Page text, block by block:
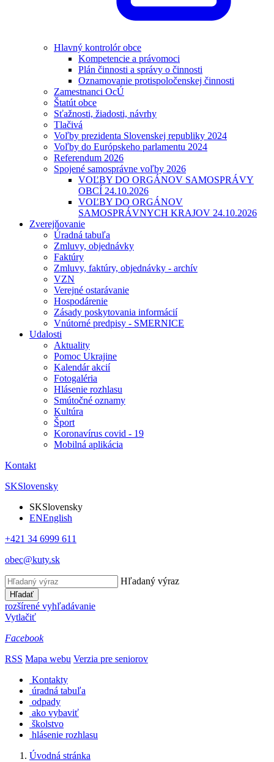
Hlavný kontrolór obce
Kompetencie a právomoci
Plán činnosti a správy o činnosti
Oznamovanie protispoločenskej činnosti
Zamestnanci OcÚ
Štatút obce
Sťažnosti, žiadosti, návrhy
Tlačivá
Voľby prezidenta Slovenskej republiky 2024
Voľby do Európskeho parlamentu 2024
Referendum 2026
Spojené samosprávne voľby 2026
VOĽBY DO ORGÁNOV SAMOSPRÁVY
OBCÍ 24.10.2026
VOĽBY DO ORGÁNOV
SAMOSPRÁVNYCH KRAJOV 24.10.2026
Zverejňovanie
Úradná tabuľa
Zmluvy, objednávky
Faktúry
Zmluvy, faktúry, objednávky - archív
VZN
Verejné ostarávanie
Hospodárenie
Zásady poskytovania informácií
Vnútorné predpisy - SMERNICE
Udalosti
Aktuality
Pomoc Ukrajine
Kalendár akcií
Fotogaléria
Hlásenie rozhlasu
Smútočné oznamy
Kultúra
Šport
Koronavírus covid - 19
Mobilná aplikácia
Kontakt
SKSlovensky
SKSlovensky
ENEnglish
+421 34 6999 611
obec@kuty.sk
Hľadaný výraz
Hľadať
rozšírené vyhľadávanie
Vytlačiť
Facebook
RSS Mapa webu Verzia pre seniorov
Kontakty
úradná tabuľa
odpady
ako vybaviť
školstvo
hlásenie rozhlasu
Úvodná stránka